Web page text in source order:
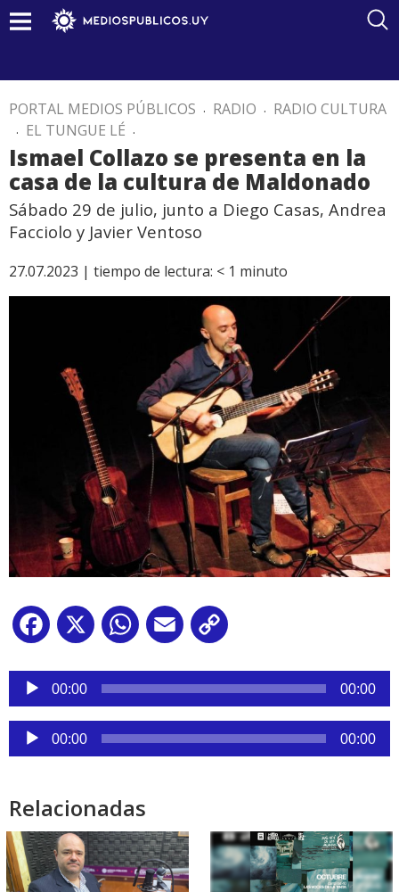
PORTAL MEDIOS PÚBLICOS . RADIO . RADIO CULTURA
. EL TUNGUE LÉ .
Ismael Collazo se presenta en la
casa de la cultura de Maldonado
Sábado 29 de julio, junto a Diego Casas, Andrea
Facciolo y Javier Ventoso
27.07.2023 | tiempo de lectura: < 1 minuto
Facebook
X WhatsApp
Email
Reproductor
audio
00:00 00:00
Reproductor
de
00:00 00:00
Relacionadas